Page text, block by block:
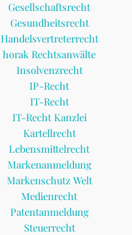
Gesellschaftsrecht
Gesundheitsrecht
Handelsvertreterrecht
horak Rechtsanwälte
Insolvenzrecht
IP-Recht
IT-Recht
IT-Recht Kanzlei
Kartellrecht
Lebensmittelrecht
Markenanmeldung
Markenschutz Welt
Medienrecht
Patentanmeldung
Steuerrecht